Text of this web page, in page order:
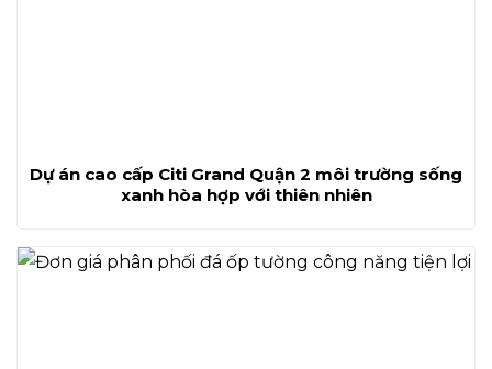
Dự án cao cấp Citi Grand Quận 2 môi trường sống
xanh hòa hợp với thiên nhiên